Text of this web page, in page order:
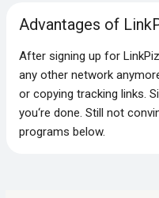
Advantages of
After signing up for
any other network
or copying tracking links.
you‘re done. Still not
programs below.